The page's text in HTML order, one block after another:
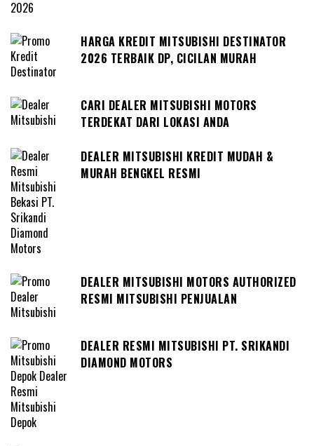
HARGA KREDIT MITSUBISHI DESTINATOR
2026 TERBAIK DP, CICILAN MURAH
CARI DEALER MITSUBISHI MOTORS
TERDEKAT DARI LOKASI ANDA
DEALER MITSUBISHI KREDIT MUDAH &
MURAH BENGKEL RESMI
DEALER MITSUBISHI MOTORS AUTHORIZED
RESMI MITSUBISHI PENJUALAN
DEALER RESMI MITSUBISHI PT. SRIKANDI
DIAMOND MOTORS